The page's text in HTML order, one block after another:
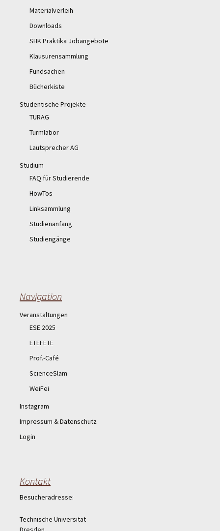
Materialverleih
Downloads
SHK Praktika Jobangebote
Klausurensammlung
Fundsachen
Bücherkiste
Studentische Projekte
TURAG
Turmlabor
Lautsprecher AG
Studium
FAQ für Studierende
HowTos
Linksammlung
Studienanfang
Studiengänge
Navigation
Veranstaltungen
ESE 2025
ETEFETE
Prof.-Café
ScienceSlam
WeiFei
Instagram
Impressum & Datenschutz
Login
Kontakt
Besucheradresse:
Technische Universität